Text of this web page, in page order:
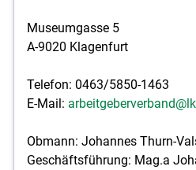
Museumgasse 5
A-9020 Klagenfurt
Telefon: 0463/5850-1463
E-Mail:
Obmann: Johannes Thurn-
Geschäftsführung: Mag.a